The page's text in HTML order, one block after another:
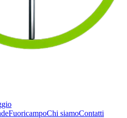
FuoricampoChi siamoContatti